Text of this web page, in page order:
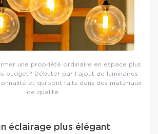
une propriété ordinaire en espace plus
budget? Débuter par l’ajout de luminaires
et qui sont faits dans des matériaux
de qualité.
éclairage plus élégant